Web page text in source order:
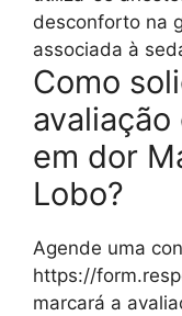
desconforto na
associada à
Como
em dor
Lobo?
Agende uma
https://
marcará a